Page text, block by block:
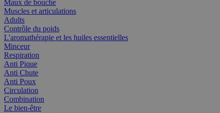
Maux de bouche
Muscles et articulations
Adults
Contrôle du poids
L'aromathérapie et les huiles essentielles
Minceur
Respiration
Anti Pique
Anti Chute
Anti Poux
Circulation
Combination
Le bien-être